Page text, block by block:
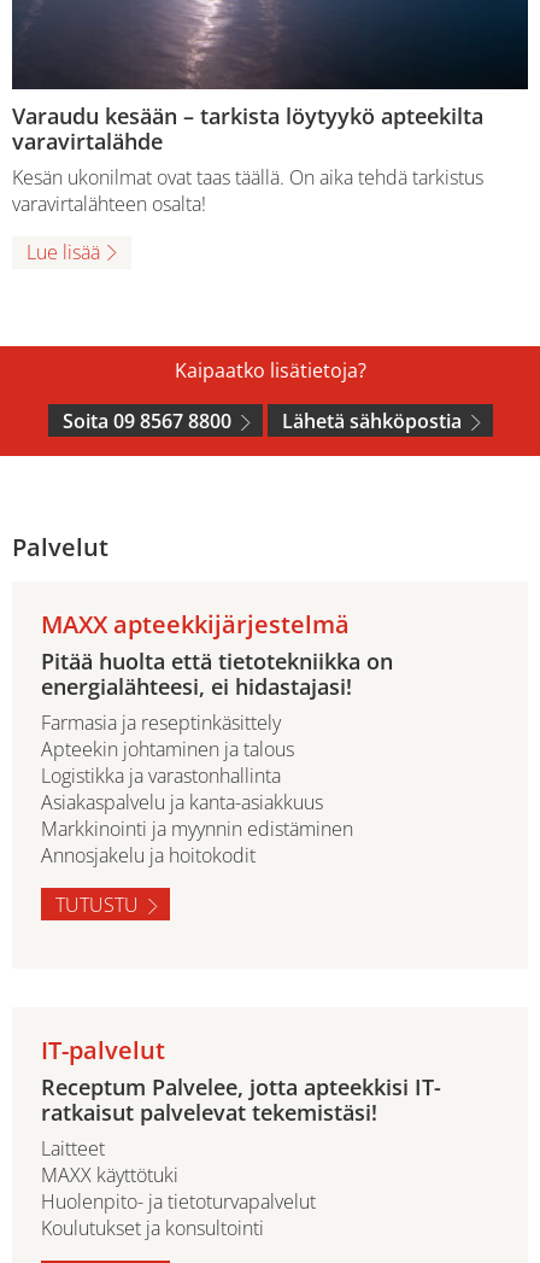
Varaudu kesään – tarkista löytyykö apteekilta
varavirtalähde
Kesän ukonilmat ovat taas täällä. On aika tehdä tarkistus
varavirtalähteen osalta!
Lue lisää
Kaipaatko lisätietoja?
Soita 09 8567 8800
Lähetä sähköpostia
Palvelut
MAXX apteekkijärjestelmä
Pitää huolta että tietotekniikka on
energialähteesi, ei hidastajasi!
Farmasia ja reseptinkäsittely
Apteekin johtaminen ja talous
Logistikka ja varastonhallinta
Asiakaspalvelu ja kanta-asiakkuus
Markkinointi ja myynnin edistäminen
Annosjakelu ja hoitokodit
TUTUSTU
IT-palvelut
Receptum Palvelee, jotta apteekkisi IT-
ratkaisut palvelevat tekemistäsi!
Laitteet
MAXX käyttötuki
Huolenpito- ja tietoturvapalvelut
Koulutukset ja konsultointi